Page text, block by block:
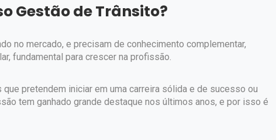
Gestão de Trânsito?
no mercado, e precisam de conhecimento complementar,
fundamental para crescer na profissão.
pretendem iniciar em uma carreira sólida e de sucesso ou
tem ganhado grande destaque nos últimos anos, e por isso é